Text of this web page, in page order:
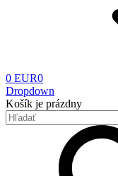
0 EUR0
Dropdown
Košík je prázdny